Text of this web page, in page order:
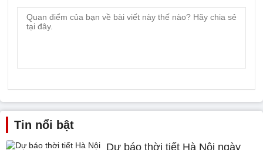
Tin nổi bật
Dự báo thời tiết Hà Nội ngày